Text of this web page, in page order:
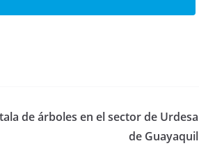
de árboles en el sector de Urdesa
de Guayaquil